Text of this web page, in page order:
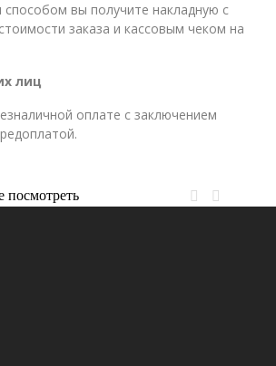
вы получите накладную с
заказа и кассовым чеком на
лиц
оплате с заключением
посмотреть